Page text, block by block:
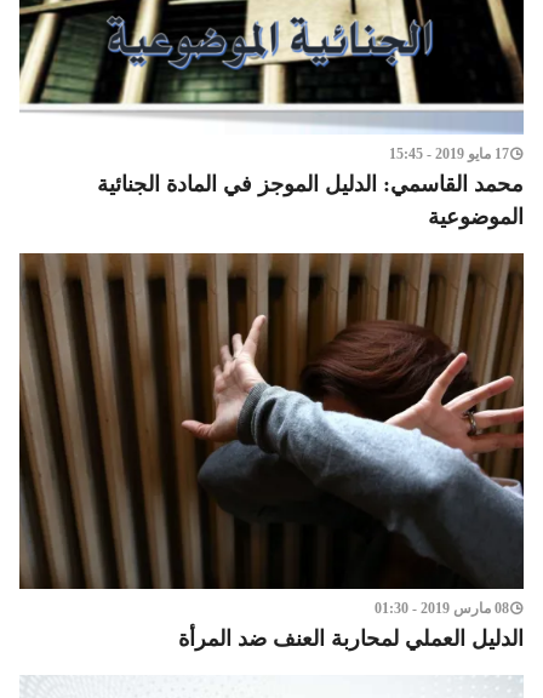
17 مايو 2019 - 15:45
محمد القاسمي: الدليل الموجز في المادة الجنائية
الموضوعية
08 مارس 2019 - 01:30
الدليل العملي لمحاربة العنف ضد المرأة